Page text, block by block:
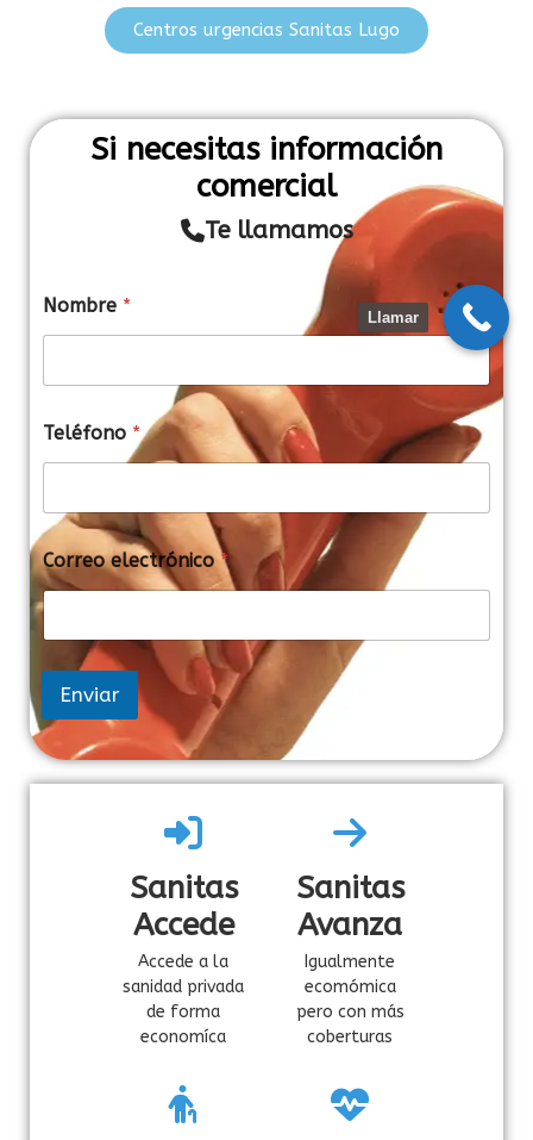
Centros urgencias Sanitas Lugo
Si necesitas información
comercial
Te llamamos
Nombre *
Teléfono *
*
e
l
e
c
r
n
i
c
o
Correo electrónico*
Enviar
Sanitas
Accede
Accede a la
sanidad privada
de forma
economíca
Sanitas
Avanza
Igualmente
ecomómica
pero con más
coberturas
Llamar